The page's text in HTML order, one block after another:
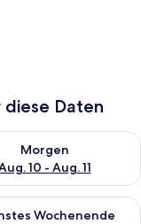
Daten
Aug. 9 - Aug.
Morgen
10 - Aug. 11
die Verfügbarkeit
Aug. 14
Wochenende
die Verfügbarkeit